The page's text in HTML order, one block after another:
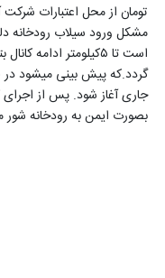
تومان از محل اعتبارات
مشکل ورود سیلاب رودخانه
است تا ۵کیلومتر
گردد.که پیش بینی میشود در
جاری آغاز شود. پس از
بصورت ایمن به رودخانه